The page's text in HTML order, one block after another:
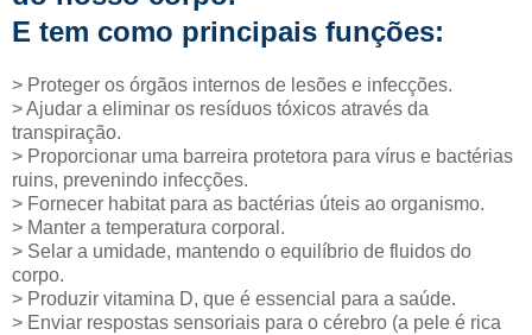
E tem como principais funções:
> Proteger os órgãos internos de lesões e infecções.
> Ajudar a eliminar os resíduos tóxicos através da
transpiração.
> Proporcionar uma barreira protetora para vírus e bactérias
ruins, prevenindo infecções.
> Fornecer habitat para as bactérias úteis ao organismo.
> Manter a temperatura corporal.
> Selar a umidade, mantendo o equilíbrio de fluidos do
corpo.
> Produzir vitamina D, que é essencial para a saúde.
> Enviar respostas sensoriais para o cérebro (a pele é rica